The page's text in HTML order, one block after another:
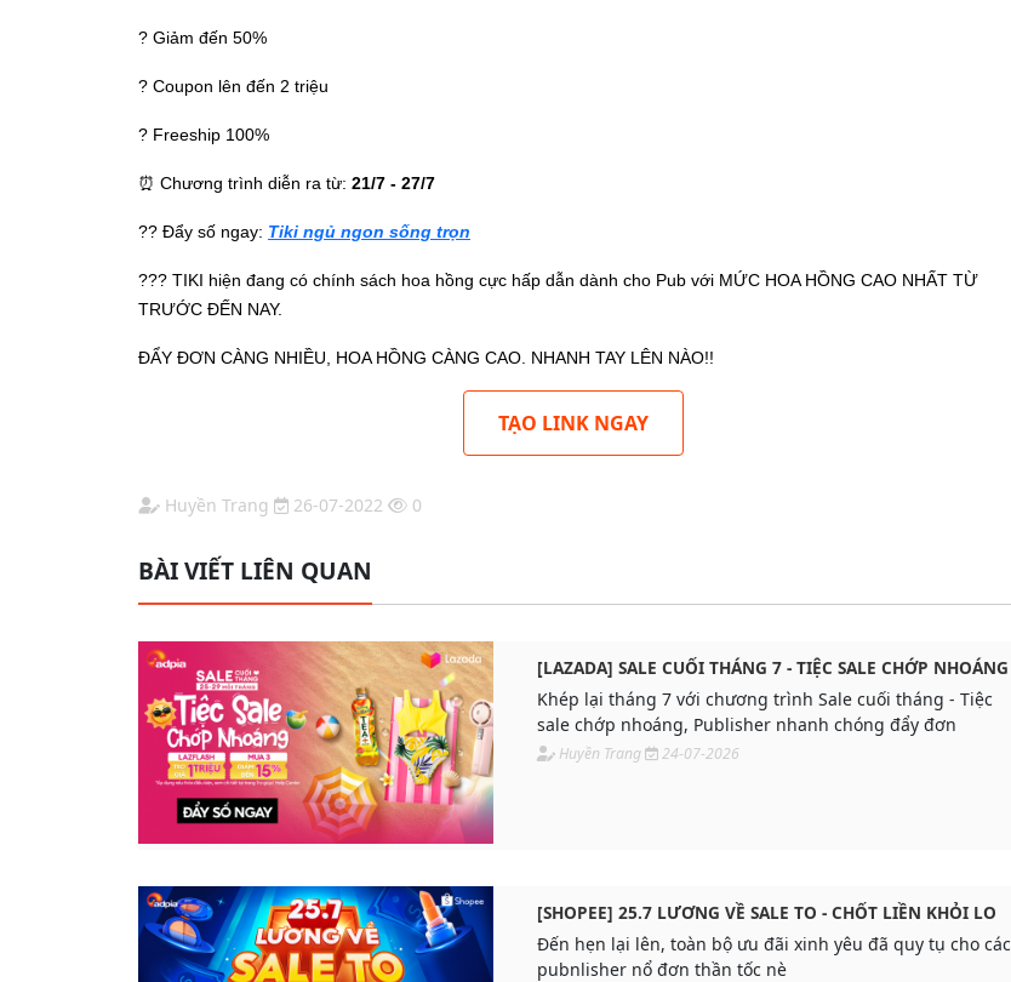
? Giảm đến 50%
? Coupon lên đến 2 triệu
? Freeship 100%
⏰ Chương trình diễn ra từ: 21/7 - 27/7
?? Đẩy số ngay: Tiki ngủ ngon sống trọn
??? TIKI hiện đang có chính sách hoa hồng cực hấp dẫn dành cho Pub với MỨC HOA HỒNG CAO NHẤT TỪ
TRƯỚC ĐẾN NAY.
ĐẨY ĐƠN CÀNG NHIỀU, HOA HỒNG CÀNG CAO. NHANH TAY LÊN NÀO!!
TẠO LINK NGAY
Huyền Trang 26-07-2022 0
BÀI VIẾT LIÊN QUAN
[LAZADA] SALE CUỐI THÁNG 7 - TIỆC SALE CHỚP NHOÁNG
Khép lại tháng 7 với chương trình Sale cuối tháng - Tiệc
sale chớp nhoáng, Publisher nhanh chóng đẩy đơn
Huyền Trang 24-07-2026
[SHOPEE] 25.7 LƯƠNG VỀ SALE TO - CHỐT LIỀN KHỎI LO
Đến hẹn lại lên, toàn bộ ưu đãi xinh yêu đã quy tụ cho các
pubnlisher nổ đơn thần tốc nè